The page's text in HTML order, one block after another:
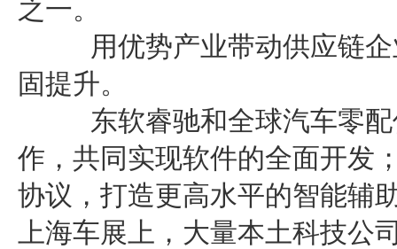
之一。
用优势产业带动供应链企
固提升。
东软睿驰和全球汽车零配
作，共同实现软件的全面开发
协议，打造更高水平的智能
上海车展上，大量本土科技公